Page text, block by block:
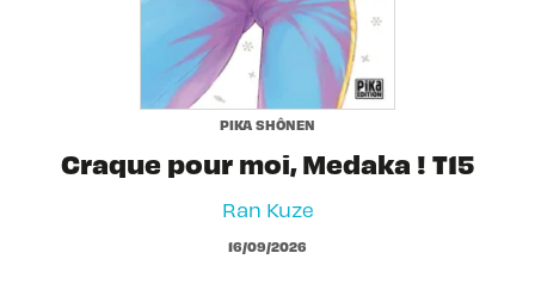
PIKA SHÔNEN
Craque pour moi, Medaka ! T15
Ran Kuze
16/09/2026